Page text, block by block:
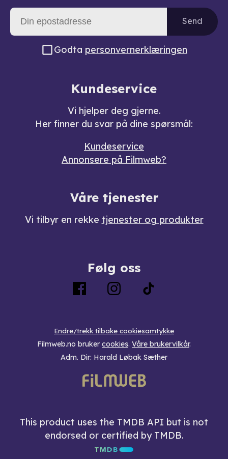
Send
Godta personvernerklæringen
Kundeservice
Vi hjelper deg gjerne.
Her finner du svar på dine spørsmål:
Kundeservice
Annonsere på Filmweb?
Våre tjenester
Vi tilbyr en rekke tjenester og produkter
Følg oss
Endre/trekk tilbake cookiesamtykke
Filmweb.no bruker cookies. Våre brukervilkår.
Adm. Dir: Harald Løbak Sæther
This product uses the TMDB API but is not
endorsed or certified by TMDB.